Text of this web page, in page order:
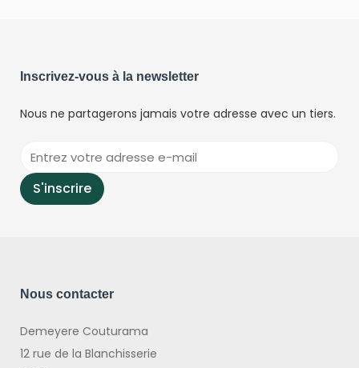
Inscrivez-vous à la newsletter
Nous ne partagerons jamais votre adresse avec un tiers.
Nous contacter
Demeyere Couturama
12 rue de la Blanchisserie